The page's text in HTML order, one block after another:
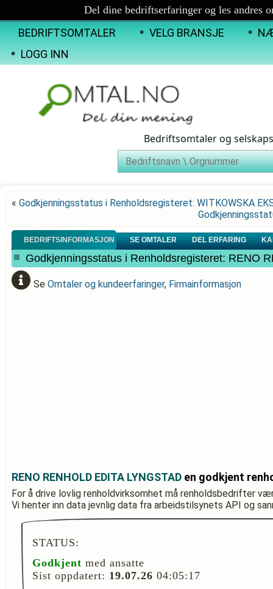
Del dine bedriftserfaringer og les andres
BEDRIFTSOMTALER VELG BRANSJE
LOGG INN
Bedriftsomtaler og
« Godkjenningsstatus i Renholdsregisteret: WITKOWSKA
BEDRIFTSINFORMASJON SE OMTALER DEL ERFARING
Godkjenningsstatus i Renholdsregisteret: RENO
Se Omtaler og kundeerfaringer, Firmainformasjon
RENO RENHOLD EDITA LYNGSTAD en godkjent
For å drive lovlig renholdvirksomhet må renholdsbedrifter
Vi henter inn data jevnlig data fra arbeidstilsynets API og
STATUS:
Godkjent med ansatte
Sist oppdatert: 19.07.26 04:05:17